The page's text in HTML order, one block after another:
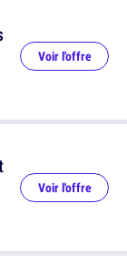
Voir l'offre
Voir l'offre